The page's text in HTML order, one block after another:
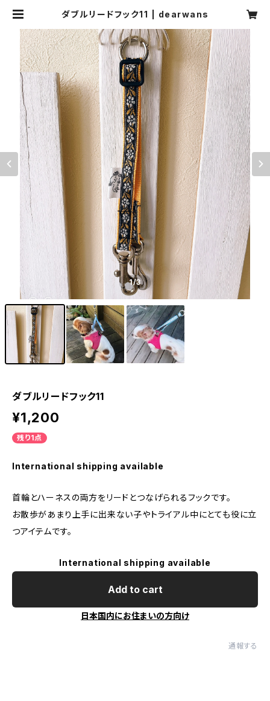
ダブルリードフック11 | dearwans
1/3
ダブルリードフック11
¥1,200
残り1点
International shipping available
首輪とハーネスの両方をリードとつなげられるフックです。
お散歩があまり上手に出来ない子やトライアル中にとても役に立
つアイテムです。
International shipping available
Add to cart
日本国内にお住まいの方向け
通報する